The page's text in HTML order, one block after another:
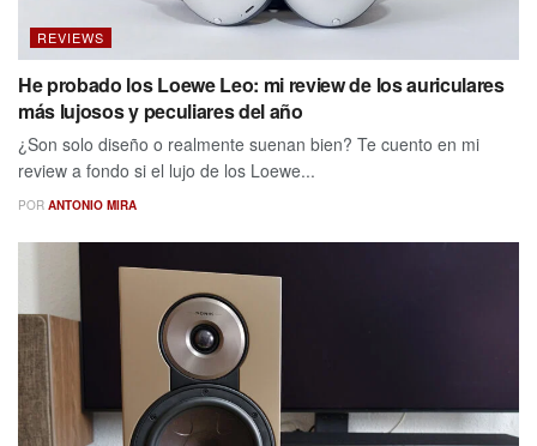
REVIEWS
He probado los Loewe Leo: mi review de los auriculares
más lujosos y peculiares del año
¿Son solo diseño o realmente suenan bien? Te cuento en mi
review a fondo si el lujo de los Loewe...
POR ANTONIO MIRA